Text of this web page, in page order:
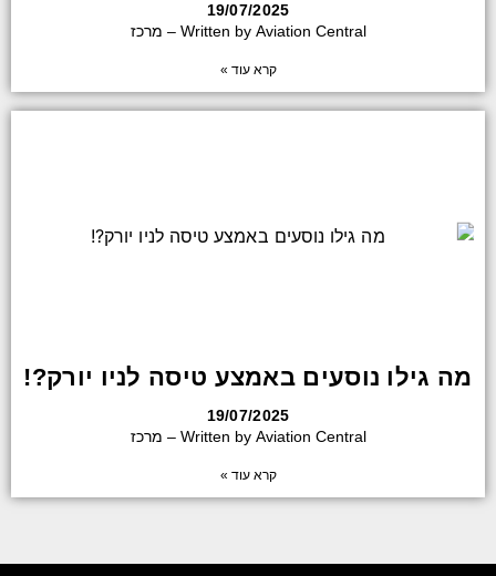
19/07/2025
Written by Aviation Central – מרכז
קרא עוד »
מה גילו נוסעים באמצע טיסה לניו יורק?!
19/07/2025
Written by Aviation Central – מרכז
קרא עוד »